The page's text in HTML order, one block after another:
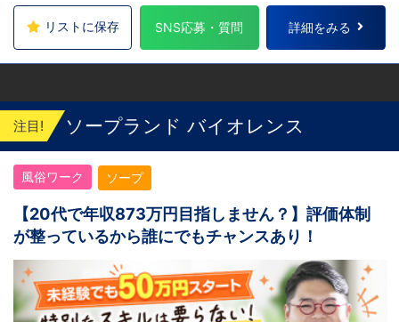
リストに保存 SNS応募・質問 詳細をみる
注目! ソープランド バイオレンス
風俗ワーク ソープ
【20代で年収873万円目指しません？】評価体制
が整っているから誰にでもチャンスあり！